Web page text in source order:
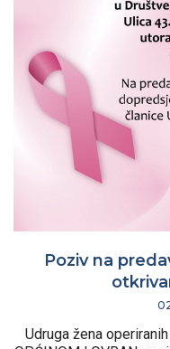
Poziv na
Udruga žena